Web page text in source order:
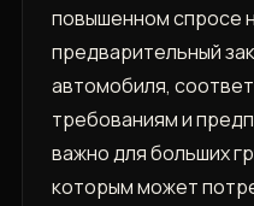
повышенном спросе
предварительный
автомобиля‚
требованиям и
важно для больших
которым может